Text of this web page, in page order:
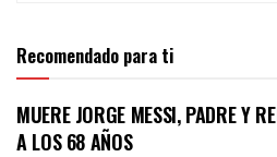
Recomendado para ti
MUERE JORGE MESSI, PADRE Y
A LOS 68 AÑOS